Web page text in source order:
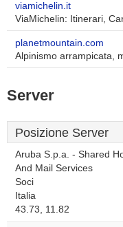
viamichelin.it
ViaMichelin: Itinerari,
planetmountain.com
Alpinismo arrampicata,
Server
Posizione Server
Aruba S.p.a. - Shared
And Mail Services
Soci
Italia
43.73, 11.82